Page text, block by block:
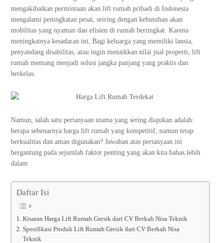
mengakibatkan permintaan akan lift rumah pribadi di Indonesia
mengalami peningkatan pesat, seiring dengan kebutuhan akan
mobilitas yang nyaman dan efisien di rumah bertingkat. Karena
meningkatnya kesadaran ini, Bagi keluarga yang memiliki lansia,
penyandang disabilitas, atau ingin menaikkan nilai jual properti, lift
rumah memang menjadi solusi jangka panjang yang praktis dan
berkelas.
Namun, salah satu pertanyaan utama yang sering diajukan adalah:
berapa sebenarnya harga lift rumah yang kompetitif, namun tetap
berkualitas dan aman digunakan? Jawaban atas pertanyaan ini
bergantung pada sejumlah faktor penting yang akan kita bahas lebih
dalam
Daftar Isi
Kisaran Harga Lift Rumah Gresik dari CV Berkah Nisa Teknik
Spesifikasi Produk Lift Rumah Gresik dari CV Berkah Nisa
Teknik